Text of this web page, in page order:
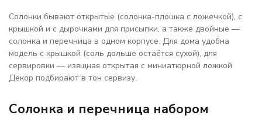
Солонки бывают открытые (солонка-плошка с ложечкой), с
крышкой и с дырочками для присыпки, а также двойные —
солонка и перечница в одном корпусе. Для дома удобна
модель с крышкой (соль дольше остаётся сухой), для
сервировки — изящная открытая с миниатюрной ложкой.
Декор подбирают в тон сервизу.
Солонка и перечница набором